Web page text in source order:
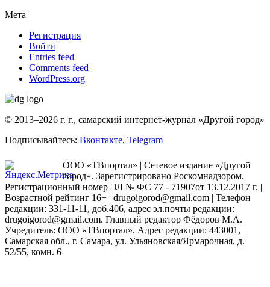
Мета
Регистрация
Войти
Entries feed
Comments feed
WordPress.org
© 2013–2026 г. г., самарский интернет-журнал «Другой город»
Подписывайтесь: Вконтакте, Telegram
ООО «ТВпортал» | Сетевое издание «Другой
город». Зарегистрировано Роскомнадзором.
Регистрационный номер ЭЛ № ФС 77 - 71907от 13.12.2017 г. |
Возрастной рейтинг 16+ | drugoigorod@gmail.com | Телефон
редакции: 331-11-11, доб.406, адрес эл.почты редакции:
drugoigorod@gmail.com. Главный редактор Фёдоров М.А.
Учредитель: ООО «ТВпортал». Адрес редакции: 443001,
Самарская обл., г. Самара, ул. Ульяновская/Ярмарочная, д.
52/55, комн. 6